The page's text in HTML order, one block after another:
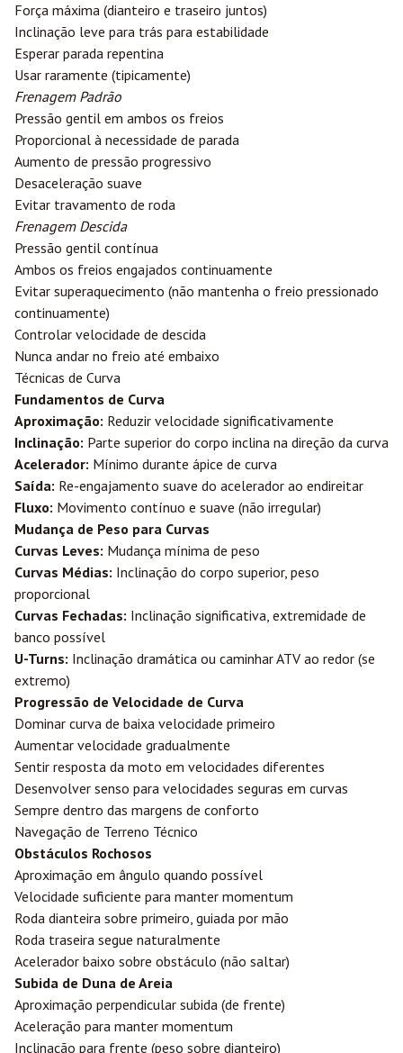
Força máxima (dianteiro e traseiro juntos)
Inclinação leve para trás para estabilidade
Esperar parada repentina
Usar raramente (tipicamente)
Frenagem Padrão
Pressão gentil em ambos os freios
Proporcional à necessidade de parada
Aumento de pressão progressivo
Desaceleração suave
Evitar travamento de roda
Frenagem Descida
Pressão gentil contínua
Ambos os freios engajados continuamente
Evitar superaquecimento (não mantenha o freio pressionado
continuamente)
Controlar velocidade de descida
Nunca andar no freio até embaixo
Técnicas de Curva
Fundamentos de Curva
Aproximação: Reduzir velocidade significativamente
Inclinação: Parte superior do corpo inclina na direção da curva
Acelerador: Mínimo durante ápice de curva
Saída: Re-engajamento suave do acelerador ao endireitar
Fluxo: Movimento contínuo e suave (não irregular)
Mudança de Peso para Curvas
Curvas Leves: Mudança mínima de peso
Curvas Médias: Inclinação do corpo superior, peso
proporcional
Curvas Fechadas: Inclinação significativa, extremidade de
banco possível
U-Turns: Inclinação dramática ou caminhar ATV ao redor (se
extremo)
Progressão de Velocidade de Curva
Dominar curva de baixa velocidade primeiro
Aumentar velocidade gradualmente
Sentir resposta da moto em velocidades diferentes
Desenvolver senso para velocidades seguras em curvas
Sempre dentro das margens de conforto
Navegação de Terreno Técnico
Obstáculos Rochosos
Aproximação em ângulo quando possível
Velocidade suficiente para manter momentum
Roda dianteira sobre primeiro, guiada por mão
Roda traseira segue naturalmente
Acelerador baixo sobre obstáculo (não saltar)
Subida de Duna de Areia
Aproximação perpendicular subida (de frente)
Aceleração para manter momentum
Inclinação para frente (peso sobre dianteiro)